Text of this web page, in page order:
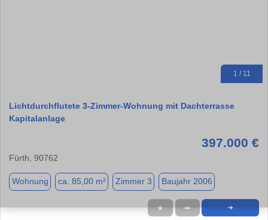
1 / 11
Lichtdurchflutete 3-Zimmer-Wohnung mit Dachterrasse
Kapitalanlage
397.000 €
Fürth, 90762
Wohnung ca. 85,00 m² Zimmer 3 Baujahr 2006
★ ➦ ➜